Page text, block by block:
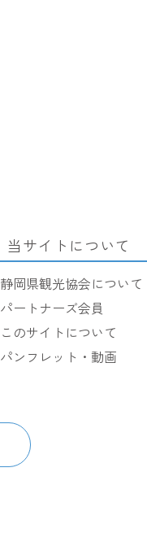
当サイトについて
静岡県観光協会について
パートナーズ会員
このサイトについて
パンフレット・動画